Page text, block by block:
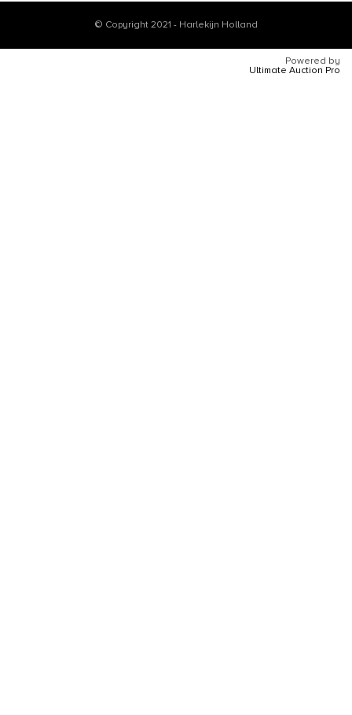
© Copyright 2021 - Harlekijn Holland
Powered by
Ultimate Auction Pro